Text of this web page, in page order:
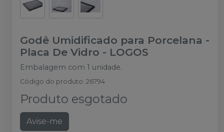
Godê Umidificado para Porcelana -
Placa De Vidro - LOGOS
Embalagem com 1 unidade.
Código do produto: 26794
Produto esgotado
Avise-me